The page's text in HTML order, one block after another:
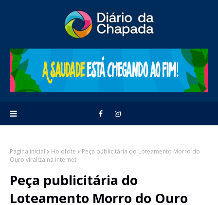
Página inicial Holofote
Peça publicitária do Loteamento Morro do
Ouro viraliza na internet
Peça publicitária do
Loteamento Morro do Ouro